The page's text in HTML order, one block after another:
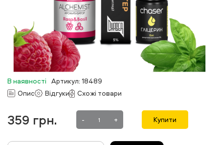
В наявності Артикул: 18489
Опис
Відгуки Схожі товари
359 грн. - + Купити